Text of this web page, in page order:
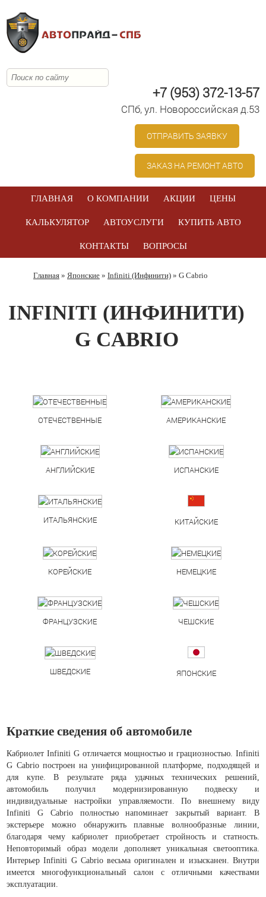
+7 (953) 372-13-57
СПб, ул. Новоросcийская д.53
ОТПРАВИТЬ ЗАЯВКУ
ЗАКАЗ НА РЕМОНТ АВТО
ГЛАВНАЯ О КОМПАНИИ АКЦИИ ЦЕНЫ
КАЛЬКУЛЯТОР АВТОУСЛУГИ КУПИТЬ АВТО
КОНТАКТЫ ВОПРОСЫ
Главная » Японские » Infiniti (Инфинити) » G Cabrio
INFINITI (ИНФИНИТИ)
G CABRIO
ОТЕЧЕСТВЕННЫЕ АМЕРИКАНСКИЕ
АНГЛИЙСКИЕ ИСПАНСКИЕ
ИТАЛЬЯНСКИЕ КИТАЙСКИЕ
КОРЕЙСКИЕ НЕМЕЦКИЕ
ФРАНЦУЗСКИЕ ЧЕШСКИЕ
ШВЕДСКИЕ ЯПОНСКИЕ
Краткие сведения об автомобиле
Кабриолет Infiniti G отличается мощностью и грациозностью. Infiniti
G Cabrio построен на унифицированной платформе, подходящей и
для купе. В результате ряда удачных технических решений,
автомобиль получил модернизированную подвеску и
индивидуальные настройки управляемости. По внешнему виду
Infiniti G Cabrio полностью напоминает закрытый вариант. В
экстерьере можно обнаружить плавные волнообразные линии,
благодаря чему кабриолет приобретает стройность и статность.
Неповторимый образ модели дополняет уникальная светооптика.
Интерьер Infiniti G Cabrio весьма оригинален и изысканен. Внутри
имеется многофункциональный салон с отличными качествами
эксплуатации.